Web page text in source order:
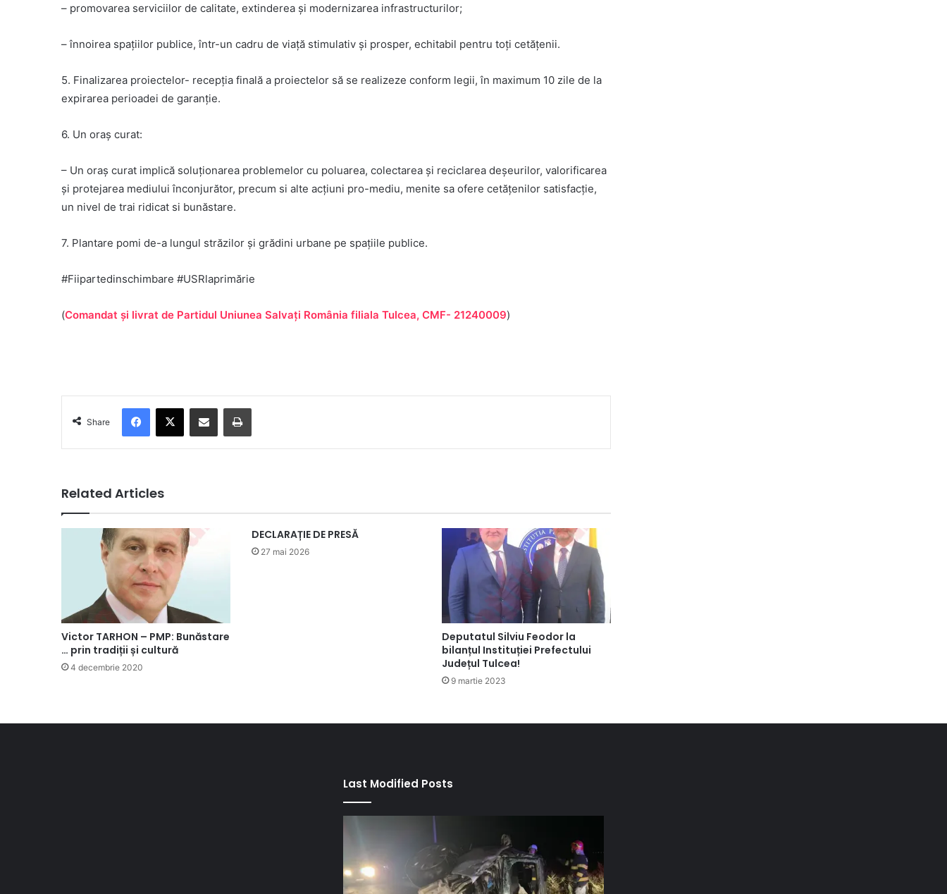
– promovarea serviciilor de calitate, extinderea și modernizarea infrastructurilor;
– înnoirea spațiilor publice, într-un cadru de viață stimulativ și prosper, echitabil pentru toți cetățenii.
5. Finalizarea proiectelor- recepția finală a proiectelor să se realizeze conform legii, în maximum 10 zile de la
expirarea perioadei de garanţie.
6. Un oraș curat:
– Un oraș curat implică soluționarea problemelor cu poluarea, colectarea și reciclarea deșeurilor, valorificarea
și protejarea mediului înconjurător, precum si alte acțiuni pro-mediu, menite sa ofere cetățenilor satisfacție,
un nivel de trai ridicat si bunăstare.
7. Plantare pomi de-a lungul străzilor și grădini urbane pe spațiile publice.
#Fiipartedinschimbare #USRlaprimărie
(Comandat și livrat de Partidul Uniunea Salvați România filiala Tulcea, CMF- 21240009)
Share
Related Articles
Victor TARHON – PMP: Bunăstare
… prin tradiții și cultură
4 decembrie 2020
DECLARAȚIE DE PRESĂ
27 mai 2026
Deputatul Silviu Feodor la
bilanțul Instituției Prefectului
Județul Tulcea!
9 martie 2023
Last Modified Posts